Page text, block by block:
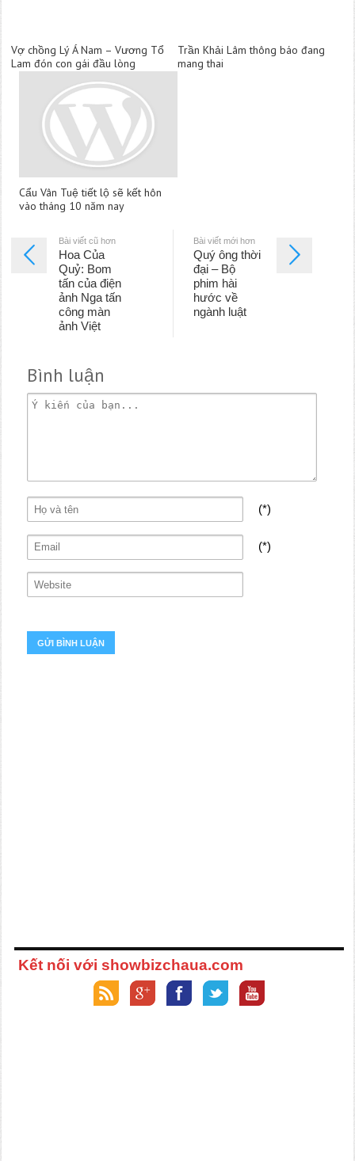
Vợ chồng Lý Á Nam – Vương Tổ
Lam đón con gái đầu lòng
Trần Khải Lâm thông báo đang
mang thai
Cẩu Vân Tuệ tiết lộ sẽ kết hôn
vào tháng 10 năm nay
Bài viết cũ hơn
Hoa Của
Quỷ: Bom
tấn của điện
ảnh Nga tấn
công màn
ảnh Việt
Bài viết mới hơn
Quý ông thời
đại – Bộ
phim hài
hước về
ngành luật
Bình luận
(*)
(*)
Kết nối với showbizchaua.com